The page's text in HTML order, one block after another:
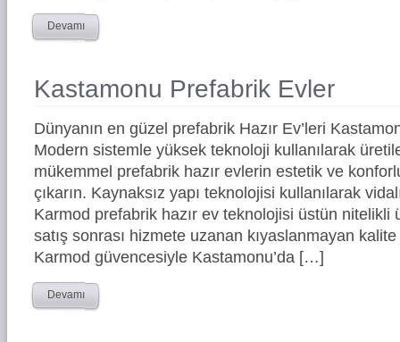
Devamı
Kastamonu Prefabrik Evler
Dünyanın en güzel prefabrik Hazır Ev’leri
Modern sistemle yüksek teknoloji kullanılarak
mükemmel prefabrik hazır evlerin estetik ve
çıkarın. Kaynaksız yapı teknolojisi kullanılarak
Karmod prefabrik hazır ev teknolojisi üstün nitelikli
satış sonrası hizmete uzanan kıyaslanmayan kalite
Karmod güvencesiyle Kastamonu’da […]
Devamı